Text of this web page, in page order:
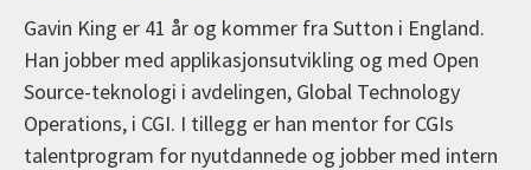
Gavin King er 41 år og kommer fra Sutton i England.
Han jobber med applikasjonsutvikling og med Open
Source-teknologi i avdelingen, Global Technology
Operations, i CGI. I tillegg er han mentor for CGIs
talentprogram for nyutdannede og jobber med intern